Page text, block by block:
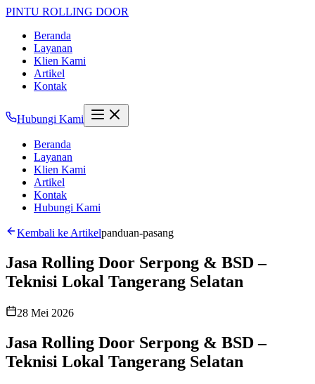
PINTU ROLLING DOOR
Beranda
Layanan
Klien Kami
Artikel
Kontak
Hubungi Kami
Beranda
Layanan
Klien Kami
Artikel
Kontak
Hubungi Kami
Kembali ke Artikelpanduan-pasang
Jasa Rolling Door Serpong & BSD –
Teknisi Lokal Tangerang Selatan
28 Mei 2026
Jasa Rolling Door Serpong & BSD –
Teknisi Lokal Tangerang Selatan